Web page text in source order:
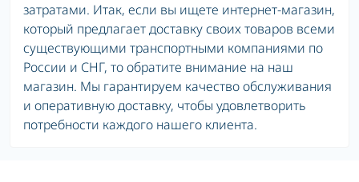
затратами. Итак, если вы ищете интернет-магазин,
который предлагает доставку своих товаров всеми
существующими транспортными компаниями по
России и СНГ, то обратите внимание на наш
магазин. Мы гарантируем качество обслуживания
и оперативную доставку, чтобы удовлетворить
потребности каждого нашего клиента.